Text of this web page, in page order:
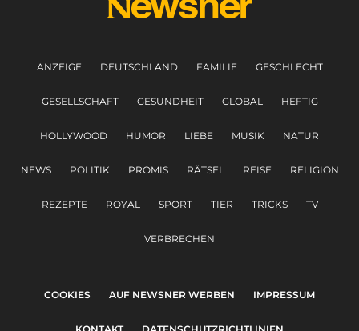
ANZEIGE DEUTSCHLAND FAMILIE GESCHLECHT
GESELLSCHAFT GESUNDHEIT GLOBAL HEFTIG
HOLLYWOOD HUMOR LIEBE MUSIK NATUR
NEWS POLITIK PROMIS RÄTSEL REISE RELIGION
REZEPTE ROYAL SPORT TIER TRICKS TV
VERBRECHEN
COOKIES AUF NEWSNER WERBEN IMPRESSUM